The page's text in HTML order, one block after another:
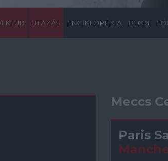
KLUB UTAZÁS ENCIKLOPÉDIA BLOG
Meccs
Paris